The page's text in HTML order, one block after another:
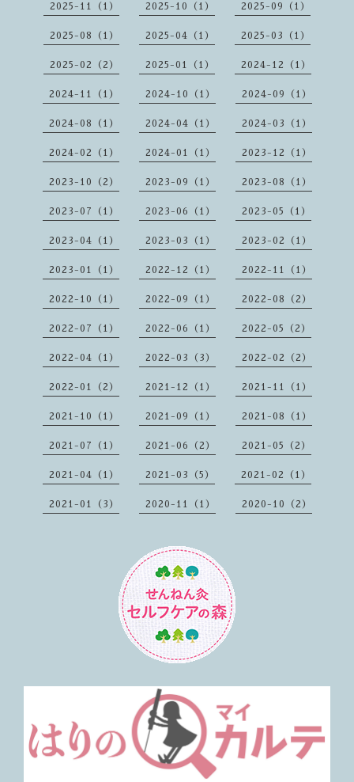
2025-11（1） 2025-10（1） 2025-09（1）
2025-08（1） 2025-04（1） 2025-03（1）
2025-02（2） 2025-01（1） 2024-12（1）
2024-11（1） 2024-10（1） 2024-09（1）
2024-08（1） 2024-04（1） 2024-03（1）
2024-02（1） 2024-01（1） 2023-12（1）
2023-10（2） 2023-09（1） 2023-08（1）
2023-07（1） 2023-06（1） 2023-05（1）
2023-04（1） 2023-03（1） 2023-02（1）
2023-01（1） 2022-12（1） 2022-11（1）
2022-10（1） 2022-09（1） 2022-08（2）
2022-07（1） 2022-06（1） 2022-05（2）
2022-04（1） 2022-03（3） 2022-02（2）
2022-01（2） 2021-12（1） 2021-11（1）
2021-10（1） 2021-09（1） 2021-08（1）
2021-07（1） 2021-06（2） 2021-05（2）
2021-04（1） 2021-03（5） 2021-02（1）
2021-01（3） 2020-11（1） 2020-10（2）